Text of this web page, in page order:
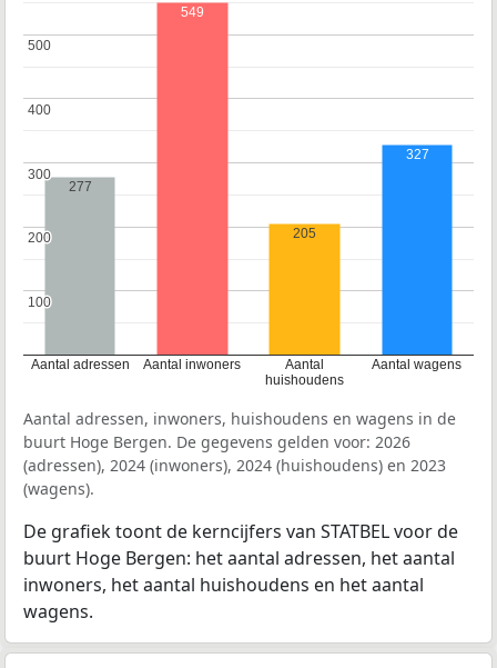
Aantal adressen Aantal inwoners
Aantal
huishoudens
Aantal wagens
100
100
200
200
300
300
400
400
500
500
277
549
205
327
Aantal adressen, inwoners, huishoudens en wagens in de
buurt Hoge Bergen. De gegevens gelden voor: 2026
(adressen), 2024 (inwoners), 2024 (huishoudens) en 2023
(wagens).
De grafiek toont de kerncijfers van STATBEL voor de
buurt Hoge Bergen: het aantal adressen, het aantal
inwoners, het aantal huishoudens en het aantal
wagens.